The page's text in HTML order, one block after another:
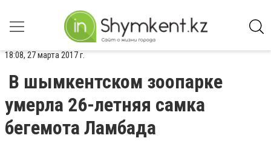
18:08, 27 марта 2017 г.
В шымкентском зоопарке
умерла 26-летняя самка
бегемота Ламбада